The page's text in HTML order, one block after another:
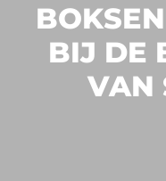
BIJ DE
VAN